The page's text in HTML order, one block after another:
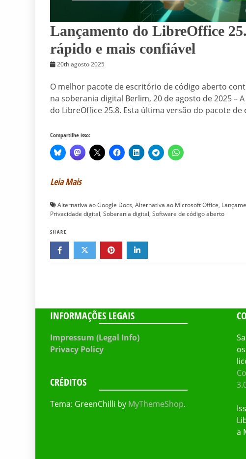
Lançamento do LibreOffice
rápido e mais confiável
20th agosto 2025
O melhor pacote de escritório de código aberto
na soberania digital Berlim, 20 de agosto de 2025 –
do LibreOffice 25.8. Esta última versão do pacote
Compartilhe isso:
Leia Mais
Alternativa ao Google Docs, Alternativa ao Microsoft Office,
Privacidade digital, Soberania digital, Software de código aberto
SHARE
INFORMAÇÕES LEGAIS
Impressum (Legal Info)
Privacy Policy
CRÉDITOS
Tema: GreenChilli by MyThemeShop.
a